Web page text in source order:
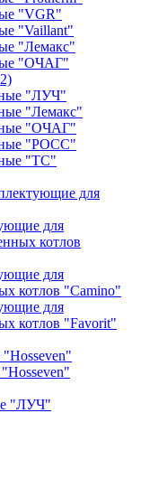
"VGR"
"Vaillant"
"Лемакс"
"ОЧАГ"
"ЛУЧ"
"Лемакс"
"ОЧАГ"
"РОСС"
"ТС"
для
для
котлов
для
котлов "Camino"
для
котлов "Favorit"
"ЛУЧ"